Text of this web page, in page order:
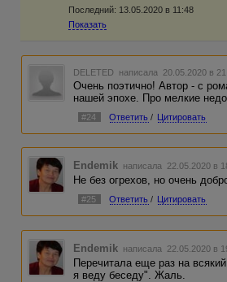
Последний: 13.05.2020 в 11:48
Показать
DELETED написала 20.05.2020 в
Очень поэтично! Автор - с
нашей эпохе. Про мелкие
#24 Ответить / Цитировать
Endemik написала 22.05.2020 в
Не без огрехов, но очень
#25 Ответить / Цитировать
Endemik написала 22.05.2020 в
Перечитала еще раз на
я веду беседу". Жаль.